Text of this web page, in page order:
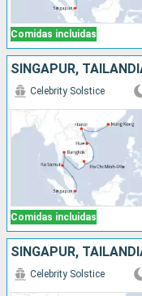
Comidas incluidas
SINGAPUR,
Comidas incluidas
Celebrity Solstice
SINGAPUR,
Celebrity Solstice